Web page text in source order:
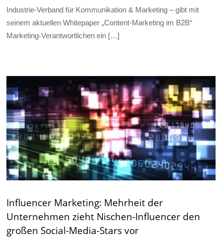
Industrie-Verband für Kommunikation & Marketing – gibt mit
seinem aktuellen Whitepaper „Content-Marketing im B2B“
Marketing-Verantwortlichen ein […]
Influencer Marketing: Mehrheit der
Unternehmen zieht Nischen-Influencer den
großen Social-Media-Stars vor